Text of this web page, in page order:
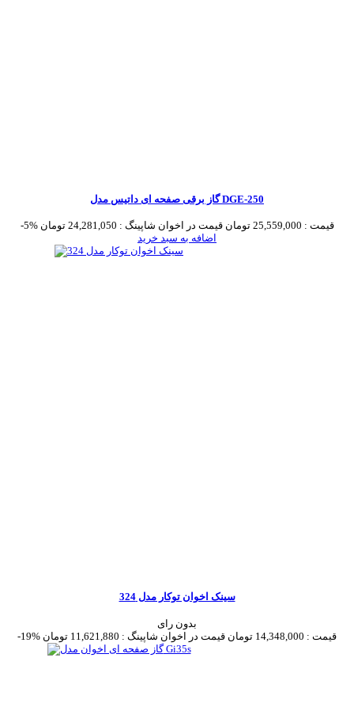
گاز برقی صفحه ای داتیس مدل DGE-250
-5% قیمت : 25,559,000 تومان قیمت در اخوان شاپینگ : 24,281,050 تومان
اضافه به سبد خرید
سینک اخوان توکار مدل 324
بدون رای
-19%
قیمت : 14,348,000 تومان قیمت در اخوان شاپینگ : 11,621,880 تومان